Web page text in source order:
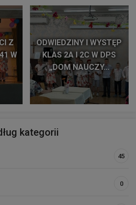
Z
W
ODWIEDZINY I WYSTĘP
KLAS 2A I 2C W DPS
„DOM NAUCZY...
kategorii
45
0